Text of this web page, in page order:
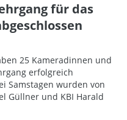
für das
25 Kameradinnen und
erfolgreich
Samstagen wurden von
Güllner und KBI Harald